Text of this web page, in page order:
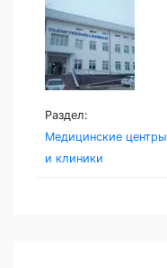
центр...
Раздел:
Медицинские центры
и клиники